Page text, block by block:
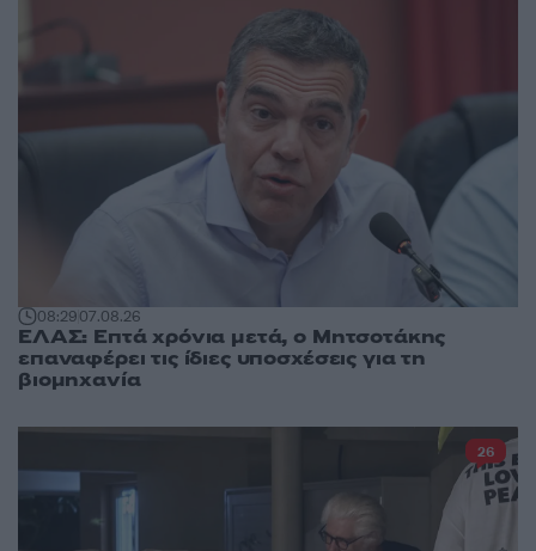
08:2907.08.26
ΕΛΑΣ: Επτά χρόνια μετά, ο Μητσοτάκης
επαναφέρει τις ίδιες υποσχέσεις για τη
βιομηχανία
26